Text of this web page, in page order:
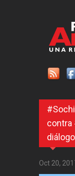
contra
Oct 20,